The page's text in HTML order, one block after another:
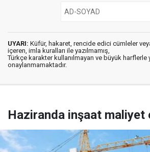
UYARI: Küfür, hakaret, rencide edici cümleler
içeren, imla kuralları ile yazılmamış,
Türkçe karakter kullanılmayan ve büyük harflerle
onaylanmamaktadır.
Haziranda inşaat maliyet